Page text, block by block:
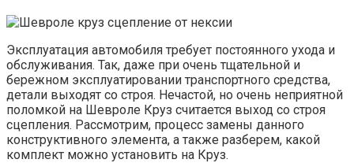
Эксплуатация автомобиля требует постоянного ухода и
обслуживания. Так, даже при очень тщательной и
бережном эксплуатировании транспортного средства,
детали выходят со строя. Нечастой, но очень неприятной
поломкой на Шевроле Круз считается выход со строя
сцепления. Рассмотрим, процесс замены данного
конструктивного элемента, а также разберем, какой
комплект можно установить на Круз.